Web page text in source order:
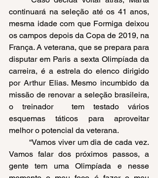
continuará na seleção até os 41 anos,
mesma idade com que Formiga deixou
os campos depois da Copa de 2019, na
França. A veterana, que se prepara para
disputar em Paris a sexta Olimpíada da
carreira, é a estrela do elenco dirigido
por Arthur Elias. Mesmo incumbido da
missão de renovar a seleção brasileira,
o treinador  tem testado vários
esquemas táticos para aproveitar
melhor o potencial da veterana.
Vamos falar dos próximos passos, a
gente tem uma Olimpíada e nesse